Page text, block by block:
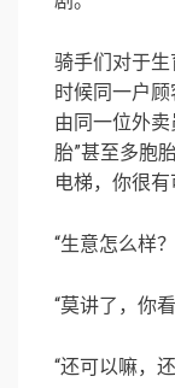
骑手们对于
时候同一户
由同一位外
胎”甚至多胞
电梯，你很有
“生意怎么样
“莫讲了，你
“还可以嘛，